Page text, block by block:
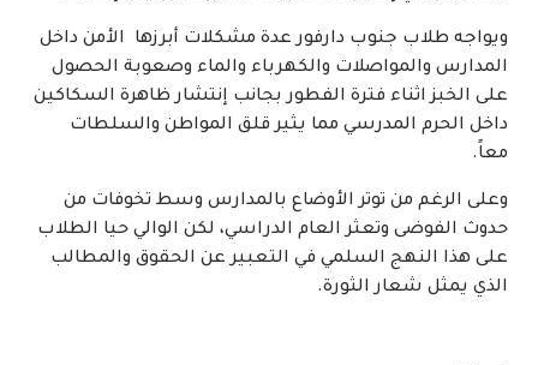
ويواجه طلاب جنوب دارفور عدة مشكلات أبرزها الأمن داخل
المدارس والمواصلات والكهرباء والماء وصعوبة الحصول
على الخبز اثناء فترة الفطور بجانب إنتشار ظاهرة السكاكين
داخل الحرم المدرسي مما يثير قلق المواطن والسلطات
معاً.
وعلى الرغم من توتر الأوضاع بالمدارس وسط تخوفات من
حدوث الفوضى وتعثر العام الدراسي، لكن الوالي حيا الطلاب
على هذا النهج السلمي في التعبير عن الحقوق والمطالب
الذي يمثل شعار الثورة.